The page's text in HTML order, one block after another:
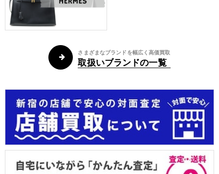
さまざまなブランドを幅広く高価買取
取扱いブランドの一覧